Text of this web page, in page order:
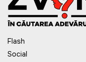
Flash
Social